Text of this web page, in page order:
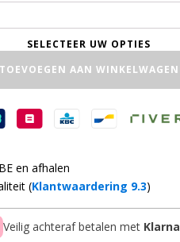
TOEVOEGEN AAN WINKELWAGEN
en afhalen
(Klantwaardering 9.3)
Veilig achteraf betalen met Klarna